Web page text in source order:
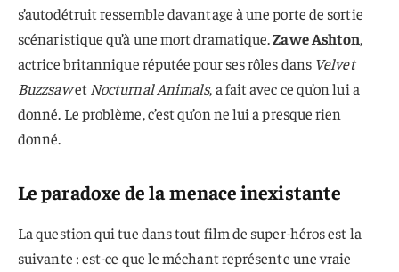
s’autodétruit ressemble davantage à une porte de sortie
scénaristique qu’à une mort dramatique.Zawe Ashton,
actrice britannique réputée pour ses rôles dans Velvet
Buzzsawet Nocturnal Animals, a fait avec ce qu’on lui a
donné. Le problème, c’est qu’on ne lui a presque rien
donné.
Le paradoxe de la menace inexistante
La question qui tue dans tout film de super-héros est la
suivante : est-ce que le méchant représente une vraie